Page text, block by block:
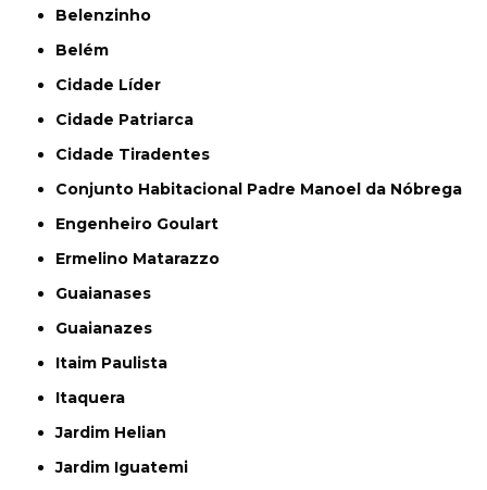
Belenzinho
Belém
Cidade Líder
Cidade Patriarca
Cidade Tiradentes
Conjunto Habitacional Padre Manoel da Nóbrega
Engenheiro Goulart
Ermelino Matarazzo
Guaianases
Guaianazes
Itaim Paulista
Itaquera
Jardim Helian
Jardim Iguatemi